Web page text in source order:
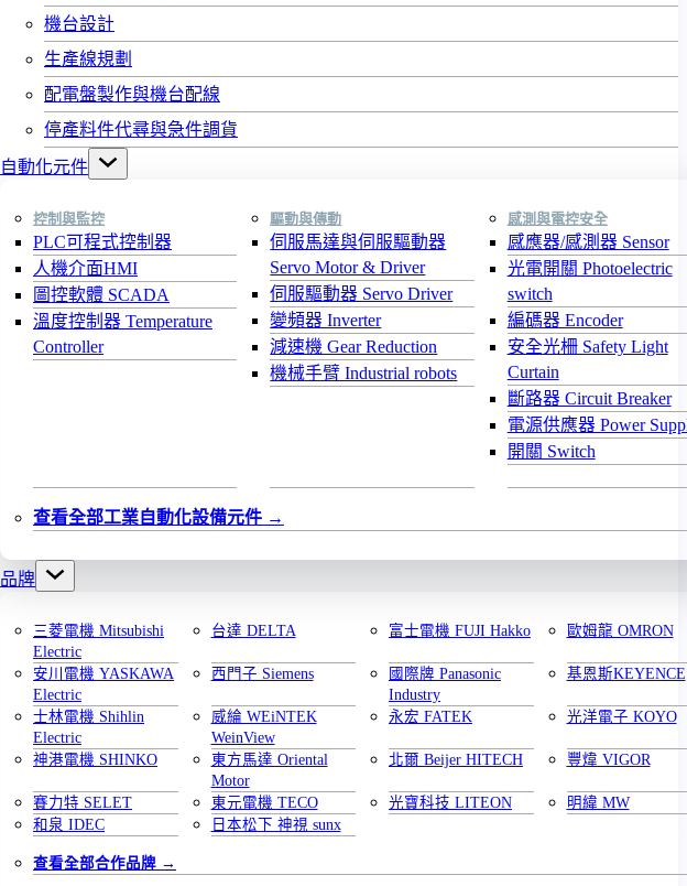
機台設計
生產線規劃
配電盤製作與機台配線
停產料件代尋與急件調貨
自動化元件
控制與監控
PLC可程式控制器
人機介面HMI
圖控軟體 SCADA
溫度控制器 Temperature
Controller
驅動與傳動
伺服馬達與伺服驅動器
Servo Motor & Driver
伺服驅動器 Servo Driver
變頻器 Inverter
減速機 Gear Reduction
機械手臂 Industrial robots
感測與電控安全
感應器/感測器 Sensor
光電開關 Photoelectric
switch
編碼器 Encoder
安全光柵 Safety Light
Curtain
斷路器 Circuit Breaker
電源供應器 Power
開關 Switch
查看全部工業自動化設備元件
品牌
三菱電機 Mitsubishi
Electric
台達 DELTA 富士電機 FUJI Hakko 歐姆龍 OMRON
安川電機 YASKAWA
Electric
西門子 Siemens
國際牌 Panasonic
Industry
基恩斯KEYENCE
士林電機 Shihlin
Electric
威綸 WEiNTEK
WeinView
永宏 FATEK 光洋電子 KOYO
神港電機 SHINKO
東方馬達 Oriental
Motor
北爾 Beijer HITECH 豐煒 VIGOR
賽力特 SELET 東元電機 TECO 光寶科技 LITEON
明緯 MW
和泉 IDEC
日本松下 神視 sunx
查看全部合作品牌